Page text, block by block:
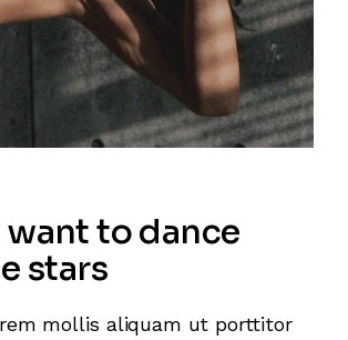
want to dance
stars
mollis aliquam ut porttitor